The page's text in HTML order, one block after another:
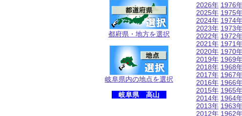
都府県・地方を選択
岐阜県内の地点を選択
岐阜県 高山
2026年
2025年
2024年
2023年
2022年
2021年
2020年
2019年
2018年
2017年
2016年
2015年
2014年
2013年
2012年
1976
1975
1974
1973
1972
1971
1970
1969
1968
1967
1966
1965
1964
1963
1962